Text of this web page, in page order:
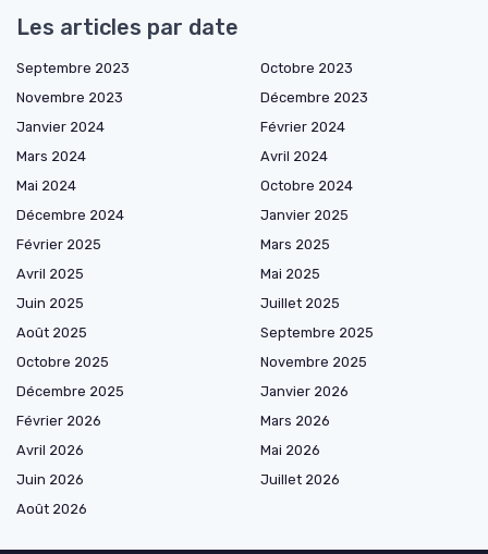
Les articles par date
Septembre 2023
Octobre 2023
Novembre 2023
Décembre 2023
Janvier 2024
Février 2024
Mars 2024
Avril 2024
Mai 2024
Octobre 2024
Décembre 2024
Janvier 2025
Février 2025
Mars 2025
Avril 2025
Mai 2025
Juin 2025
Juillet 2025
Août 2025
Septembre 2025
Octobre 2025
Novembre 2025
Décembre 2025
Janvier 2026
Février 2026
Mars 2026
Avril 2026
Mai 2026
Juin 2026
Juillet 2026
Août 2026